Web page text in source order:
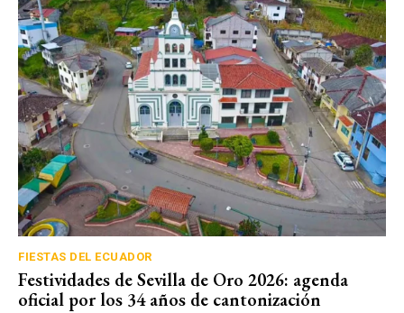
FIESTAS DEL ECUADOR
Festividades de Sevilla de Oro 2026: agenda
oficial por los 34 años de cantonización